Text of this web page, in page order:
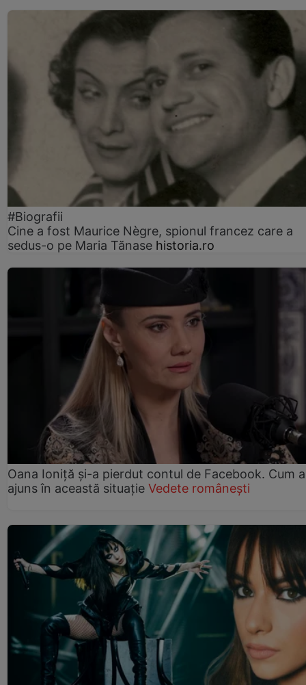
#Biografii
Cine a fost Maurice Nègre, spionul francez care a
sedus-o pe Maria Tănase historia.ro
Oana Ioniță și-a pierdut contul de Facebook. Cum a
ajuns în această situație Vedete românești